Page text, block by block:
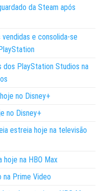
da Steam após
e consolida-se
dos PlayStation Studios na
no Disney+
no Disney+
estreia hoje na televisão
hoje na HBO Max
na Prime Video